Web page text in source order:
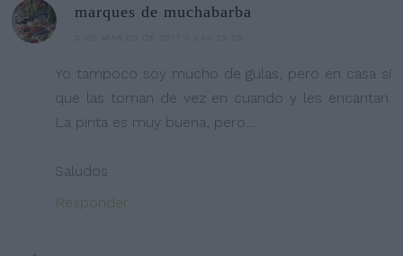
marques de muchabarba
Yo tampoco soy mucho de gulas, pero en casa si
que las toman de vez en cuando y les encantan.
La pinta es muy buena, pero.....
Saludos
Responder